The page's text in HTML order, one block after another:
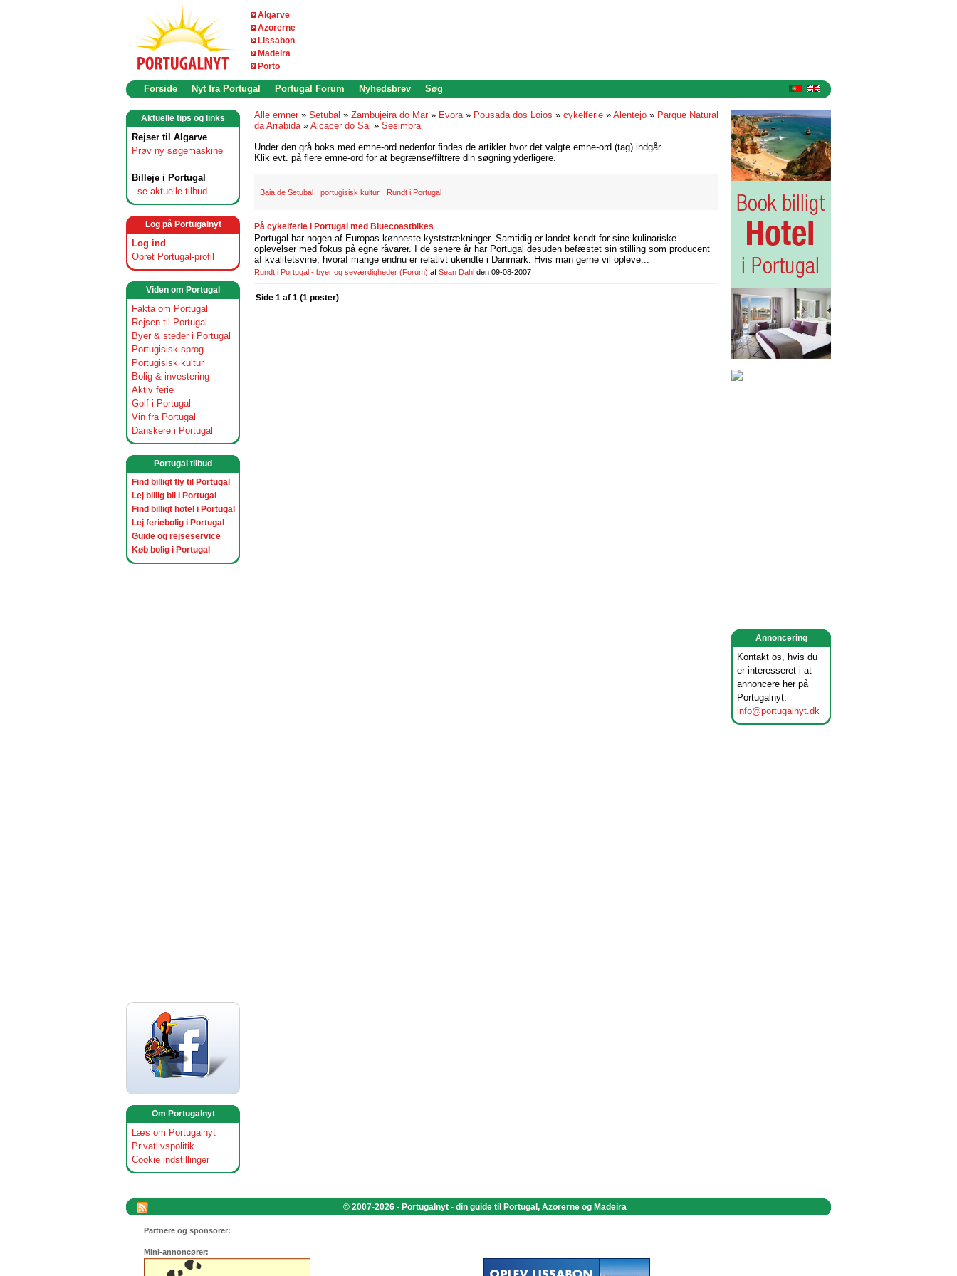
Algarve
Azorerne
Lissabon
Madeira
Porto
Forside Nyt fra Portugal Portugal Forum Nyhedsbrev Søg
Annoncering
Kontakt os, hvis du
er interesseret i at
annoncere her på
Portugalnyt:
info@portugalnyt.dk
Aktuelle tips og links
Rejser til Algarve
Prøv ny søgemaskine
Billeje i Portugal
- se aktuelle tilbud
Log på Portugalnyt
Log ind
Opret Portugal-profil
Viden om Portugal
Fakta om Portugal
Rejsen til Portugal
Byer & steder i Portugal
Portugisisk sprog
Portugisisk kultur
Bolig & investering
Aktiv ferie
Golf i Portugal
Vin fra Portugal
Danskere i Portugal
Portugal tilbud
Find billigt fly til Portugal
Lej billig bil i Portugal
Find billigt hotel i Portugal
Lej feriebolig i Portugal
Guide og rejseservice
Køb bolig i Portugal
Om Portugalnyt
Læs om Portugalnyt
Privatlivspolitik
Cookie indstillinger
Alle emner » Setubal » Zambujeira do Mar » Evora» Pousada dos Loios » cykelferie » Alentejo » Parque Natural
da Arrabida» Alcacer do Sal » Sesimbra
Under den grå boks med emne-ord nedenfor findes de artikler hvor det valgte emne-ord (tag) indgår.
Klik evt. på flere emne-ord for at begrænse/filtrere din søgning yderligere.
Baia de Setubal portugisisk kultur Rundt i Portugal
På cykelferie i Portugal med Bluecoastbikes
Portugal har nogen af Europas kønneste kyststrækninger. Samtidig er landet kendt for sine kulinariske
oplevelser med fokus på egne råvarer. I de senere år har Portugal desuden befæstet sin stilling som producent
af kvalitetsvine, hvoraf mange endnu er relativt ukendte i Danmark. Hvis man gerne vil opleve...
Rundt i Portugal - byer og seværdigheder (Forum) af Sean Dahl den 09-08-2007
Side 1 af 1 (1 poster)
© 2007-2026 - Portugalnyt - din guide til Portugal, Azorerne og Madeira
Partnere og sponsorer:
Mini-annoncører: